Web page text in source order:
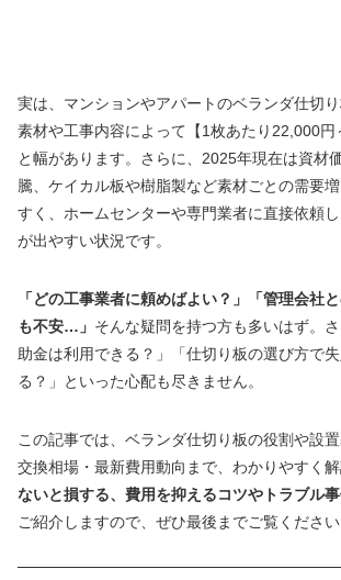
実は、マンションやアパートのベランダ仕切り
素材や工事内容によって【1枚あたり22,000
と幅があります。さらに、2025年現在は資材
騰、ケイカル板や樹脂製など素材ごとの需要
すく、ホームセンターや専門業者に直接依頼
が出やすい状況です。
「どの工事業者に頼めばよい？」「管理会社
も不安…」 そんな疑問を持つ方も多いはず。
助金は利用できる？」「仕切り板の選び方で
る？」といった心配も尽きません。
この記事では、ベランダ仕切り板の役割や設
交換相場・最新費用動向まで、わかりやすく解
ないと損する、費用を抑えるコツやトラブル事
ご紹介しますので、ぜひ最後までご覧ください